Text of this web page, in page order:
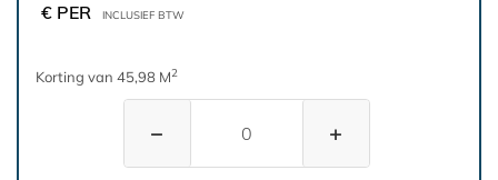
€ PER INCLUSIEF BTW
Korting van 45,98 M2
− +